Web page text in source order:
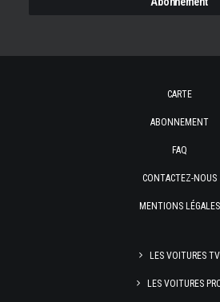
CARTE
ABONNEMENT
FAQ
CONTACTEZ-NOUS
MENTIONS LÉGALES
LES VOITURES TV
LES VOITURES